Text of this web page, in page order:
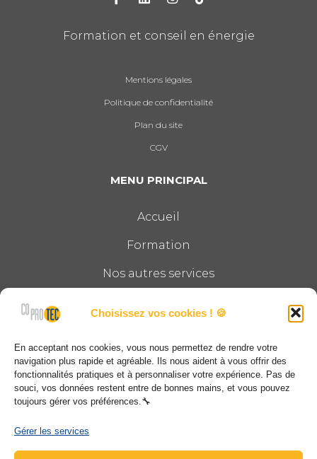
Choisissez vos cookies ! 🍪
En acceptant nos cookies, vous nous permettez de rendre votre
navigation plus rapide et agréable. Ils nous aident à vous offrir des
fonctionnalités pratiques et à personnaliser votre expérience. Pas de
souci, vos données restent entre de bonnes mains, et vous pouvez
toujours gérer vos préférences.🔧
Gérer les services
Formation et conseil en énergie
Mentions légales
Politique de confidentialité
Plan du site
CGV
MENU PRINCIPAL
Accueil
Formation
Nos autres services
Contact
COPROTEC